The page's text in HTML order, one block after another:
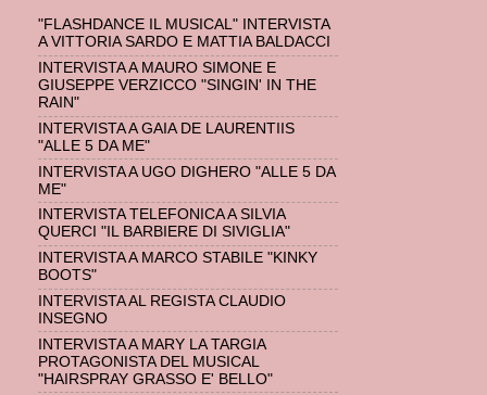
"FLASHDANCE IL MUSICAL" INTERVISTA
A VITTORIA SARDO E MATTIA BALDACCI
INTERVISTA A MAURO SIMONE E
GIUSEPPE VERZICCO "SINGIN' IN THE
RAIN"
INTERVISTA A GAIA DE LAURENTIIS
"ALLE 5 DA ME"
INTERVISTA A UGO DIGHERO "ALLE 5 DA
ME"
INTERVISTA TELEFONICA A SILVIA
QUERCI "IL BARBIERE DI SIVIGLIA"
INTERVISTA A MARCO STABILE "KINKY
BOOTS"
INTERVISTA AL REGISTA CLAUDIO
INSEGNO
INTERVISTA A MARY LA TARGIA
PROTAGONISTA DEL MUSICAL
"HAIRSPRAY GRASSO E' BELLO"